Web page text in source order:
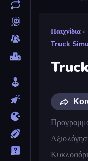
Παιχνίδια »
Truck